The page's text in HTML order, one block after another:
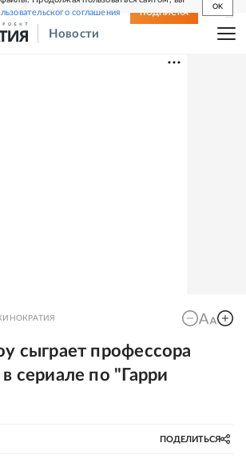
соглашения
OK
ПОДПИСКА
Новости
сыграет профессора
сериале по "Гарри
ПОДЕЛИТЬСЯ